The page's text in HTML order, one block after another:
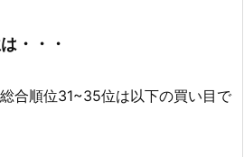
・・・
合順位31~35位は以下の買い目で